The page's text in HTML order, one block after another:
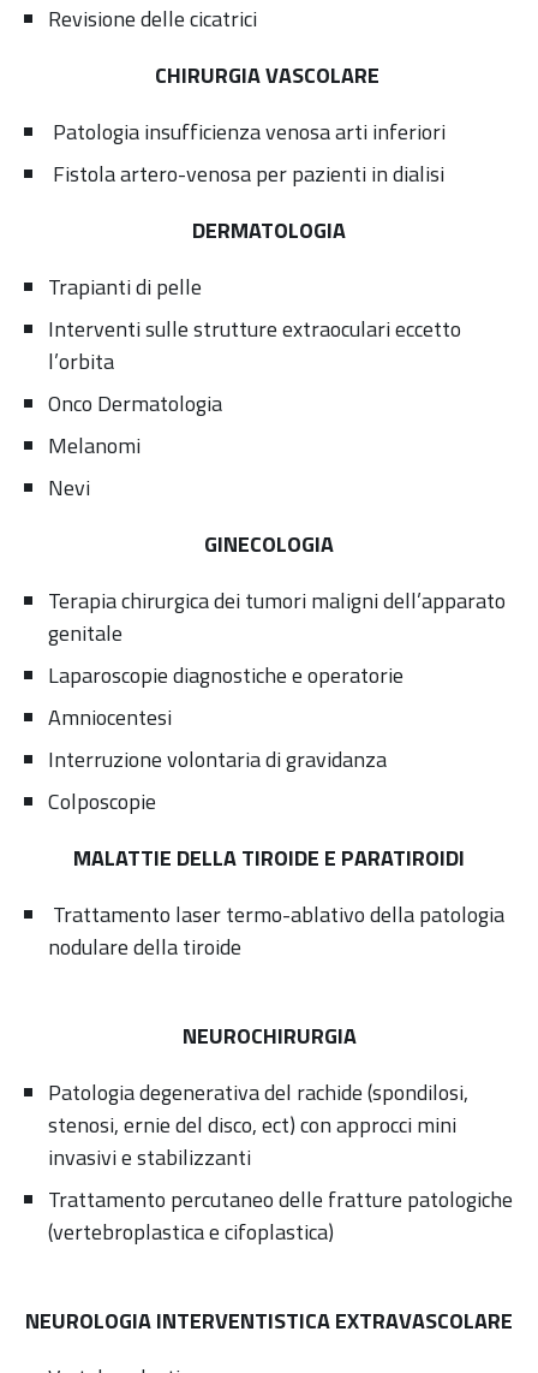
Revisione delle cicatrici
CHIRURGIA VASCOLARE
Patologia insufficienza venosa arti inferiori
Fistola artero-venosa per pazienti in dialisi
DERMATOLOGIA
Trapianti di pelle
Interventi sulle strutture extraoculari eccetto
l’orbita
Onco Dermatologia
Melanomi
Nevi
GINECOLOGIA
Terapia chirurgica dei tumori maligni dell’apparato
genitale
Laparoscopie diagnostiche e operatorie
Amniocentesi
Interruzione volontaria di gravidanza
Colposcopie
MALATTIE DELLA TIROIDE E PARATIROIDI
Trattamento laser termo-ablativo della patologia
nodulare della tiroide
NEUROCHIRURGIA
Patologia degenerativa del rachide (spondilosi,
stenosi, ernie del disco, ect) con approcci mini
invasivi e stabilizzanti
Trattamento percutaneo delle fratture patologiche
(vertebroplastica e cifoplastica)
NEUROLOGIA INTERVENTISTICA EXTRAVASCOLARE